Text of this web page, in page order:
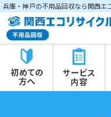
兵庫・神戸の不用品回収なら関西エ